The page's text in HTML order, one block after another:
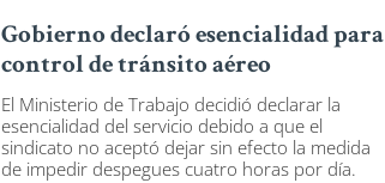
Gobierno declaró esencialidad para
control de tránsito aéreo
El Ministerio de Trabajo decidió declarar la
esencialidad del servicio debido a que el
sindicato no aceptó dejar sin efecto la medida
de impedir despegues cuatro horas por día.